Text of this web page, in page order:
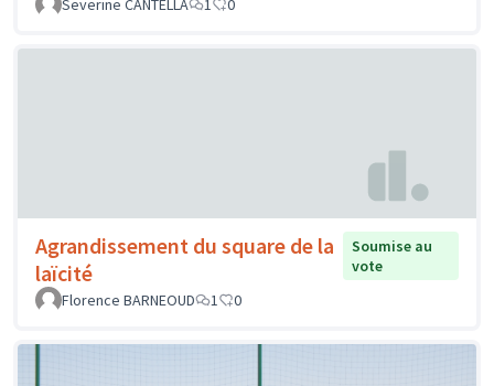
Severine CANTELLA
1 0
Agrandissement du square de la
laïcité
Soumise au
vote
Florence BARNEOUD
1 0